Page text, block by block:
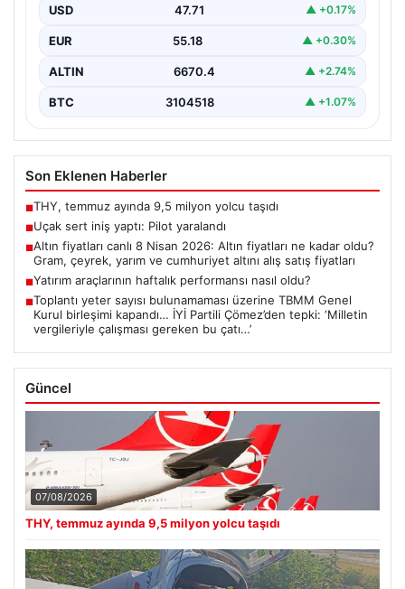
USD 47.71 ▲ +0.17%
EUR 55.18 ▲ +0.30%
ALTIN 6670.4 ▲ +2.74%
BTC 3104518 ▲ +1.07%
Son Eklenen Haberler
■THY, temmuz ayında 9,5 milyon yolcu taşıdı
■Uçak sert iniş yaptı: Pilot yaralandı
■Altın fiyatları canlı 8 Nisan 2026: Altın fiyatları ne kadar oldu?
Gram, çeyrek, yarım ve cumhuriyet altını alış satış fiyatları
■Yatırım araçlarının haftalık performansı nasıl oldu?
■Toplantı yeter sayısı bulunamaması üzerine TBMM Genel
Kurul birleşimi kapandı… İYİ Partili Çömez’den tepki: ‘Milletin
vergileriyle çalışması gereken bu çatı…’
Güncel
07/08/2026
THY, temmuz ayında 9,5 milyon yolcu taşıdı